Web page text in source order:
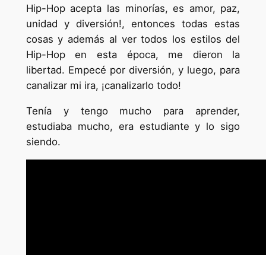
Hip-Hop acepta las minorías, es amor, paz,
unidad y diversión!, entonces todas estas
cosas y además al ver todos los estilos del
Hip-Hop en esta época, me dieron la
libertad. Empecé por diversión, y luego, para
canalizar mi ira, ¡canalizarlo todo!
Tenía y tengo mucho para aprender,
estudiaba mucho, era estudiante y lo sigo
siendo.